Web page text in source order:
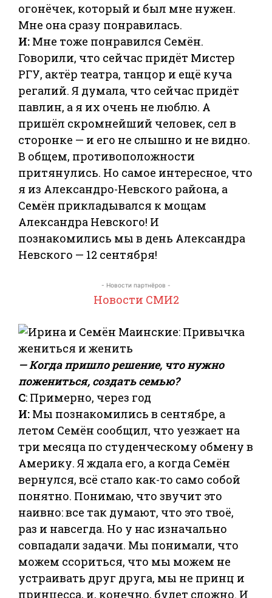
огонёчек, который и был мне нужен.
Мне она сразу понравилась.
И: Мне тоже понравился Семён.
Говорили, что сейчас придёт Мистер
РГУ, актёр театра, танцор и ещё куча
регалий. Я думала, что сейчас придёт
павлин, а я их очень не люблю. А
пришёл скромнейший человек, сел в
сторонке — и его не слышно и не видно.
В общем, противоположности
притянулись. Но самое интересное, что
я из Александро-Невского района, а
Семён прикладывался к мощам
Александра Невского! И
познакомились мы в день Александра
Невского — 12 сентября!
- Новости партнёров -
Новости СМИ2
— Когда пришло решение, что нужно
пожениться, создать семью?
С: Примерно, через год
И: Мы познакомились в сентябре, а
летом Семён сообщил, что уезжает на
три месяца по студенческому обмену в
Америку. Я ждала его, а когда Семён
вернулся, всё стало как-то само собой
понятно. Понимаю, что звучит это
наивно: все так думают, что это твоё,
раз и навсегда. Но у нас изначально
совпадали задачи. Мы понимали, что
можем ссориться, что мы можем не
устраивать друг друга, мы не принц и
принцесса, и, конечно, будет сложно. И